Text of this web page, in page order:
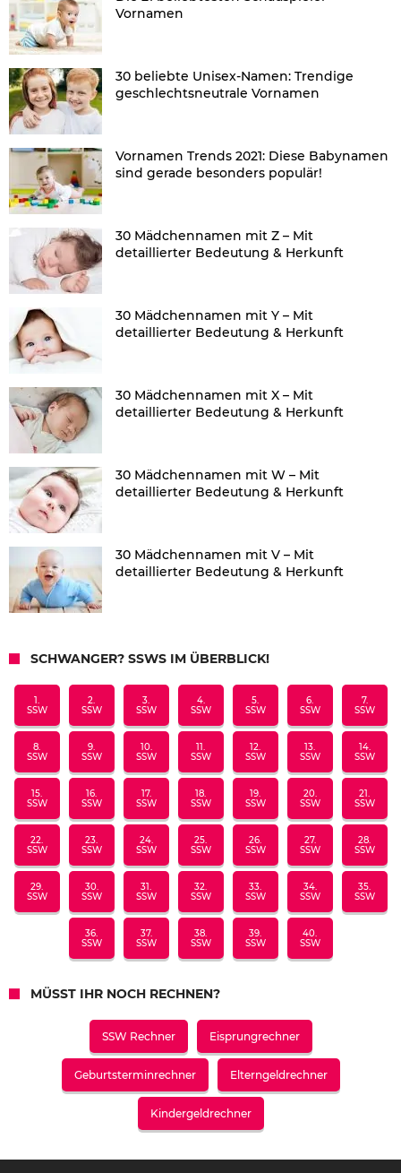
Vornamen
30 beliebte Unisex-Namen: Trendige
geschlechtsneutrale Vornamen
Vornamen Trends 2021: Diese Babynamen
sind gerade besonders populär!
30 Mädchennamen mit Z – Mit
detaillierter Bedeutung & Herkunft
30 Mädchennamen mit Y – Mit
detaillierter Bedeutung & Herkunft
30 Mädchennamen mit X – Mit
detaillierter Bedeutung & Herkunft
30 Mädchennamen mit W – Mit
detaillierter Bedeutung & Herkunft
30 Mädchennamen mit V – Mit
detaillierter Bedeutung & Herkunft
SCHWANGER? SSWS IM ÜBERBLICK!
1.
SSW
2.
SSW
3.
SSW
4.
SSW
5.
SSW
6.
SSW
7.
SSW
8.
SSW
9.
SSW
10.
SSW
11.
SSW
12.
SSW
13.
SSW
14.
SSW
15.
SSW
16.
SSW
17.
SSW
18.
SSW
19.
SSW
20.
SSW
21.
SSW
22.
SSW
23.
SSW
24.
SSW
25.
SSW
26.
SSW
27.
SSW
28.
SSW
29.
SSW
30.
SSW
31.
SSW
32.
SSW
33.
SSW
34.
SSW
35.
SSW
36.
SSW
37.
SSW
38.
SSW
39.
SSW
40.
SSW
MÜSST IHR NOCH RECHNEN?
SSW Rechner Eisprungrechner
Geburtsterminrechner Elterngeldrechner
Kindergeldrechner